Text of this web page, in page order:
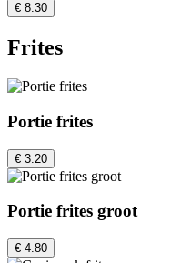
€ 8.30
Frites
Portie frites
€ 3.20
Portie frites groot
€ 4.80